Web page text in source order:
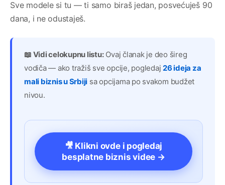
Sve modele si tu — ti samo biraš jedan, posvećuješ 90
dana, i ne odustaješ.
📖 Vidi celokupnu listu:Ovaj članak je deo šireg
vodiča — ako tražiš sve opcije, pogledaj26 ideja za
mali biznis u Srbiji sa opcijama po svakom budžet
nivou.
🎥 Klikni ovde i pogledaj
besplatne biznis videe →